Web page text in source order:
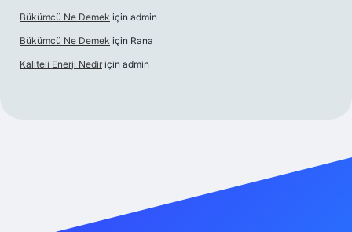
Bükümcü Ne Demek için admin
Bükümcü Ne Demek için Rana
Kaliteli Enerji Nedir için admin